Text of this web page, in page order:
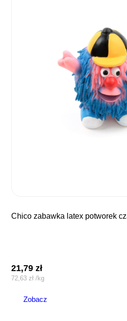
chico zabawka latex potworek
21,79zł
72,63zł /kg
Zobacz